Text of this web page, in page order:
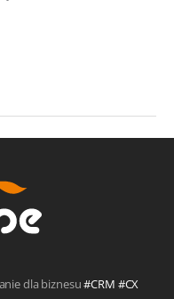
dla biznesu#CRM #CX